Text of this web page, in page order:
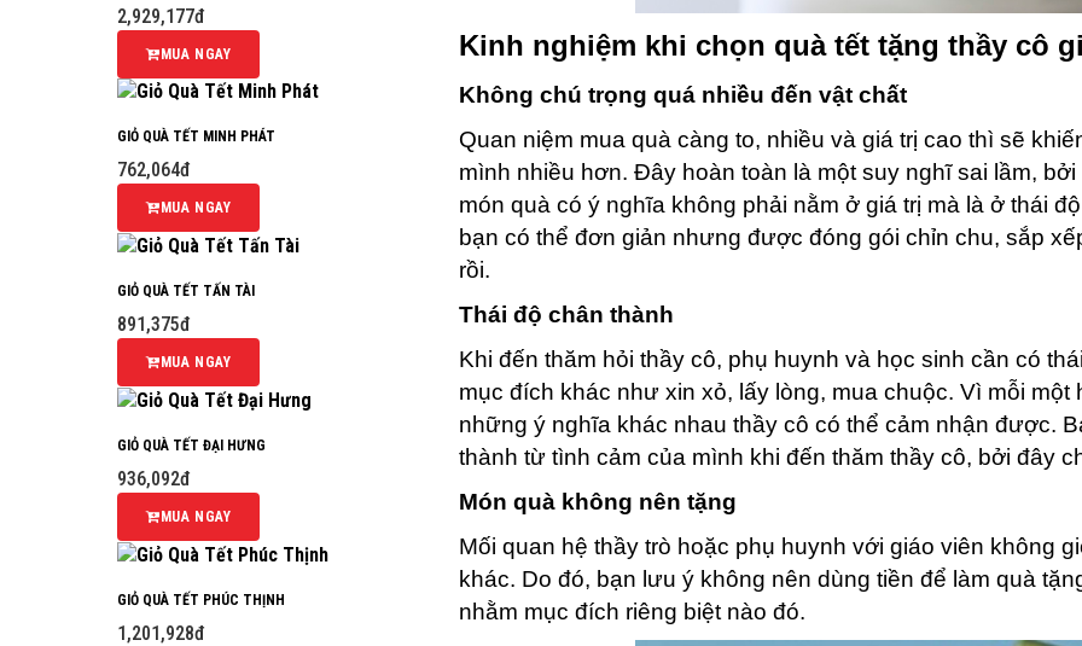
Kinh nghiệm khi chọn quà tết tặng thầy cô
Không chú trọng quá nhiều đến vật chất
Quan niệm mua quà càng to, nhiều và giá trị cao thì sẽ
mình nhiều hơn. Đây hoàn toàn là một suy nghĩ sai lầm,
món quà có ý nghĩa không phải nằm ở giá trị mà là ở thái
bạn có thể đơn giản nhưng được đóng gói chỉn chu, sắp
rồi.
Thái độ chân thành
Khi đến thăm hỏi thầy cô, phụ huynh và học sinh cần có
mục đích khác như xin xỏ, lấy lòng, mua chuộc. Vì mỗi
những ý nghĩa khác nhau thầy cô có thể cảm nhận được.
thành từ tình cảm của mình khi đến thăm thầy cô, bởi đây
Món quà không nên tặng
Mối quan hệ thầy trò hoặc phụ huynh với giáo viên không
khác. Do đó, bạn lưu ý không nên dùng tiền để làm quà
nhằm mục đích riêng biệt nào đó.
2,929,177đ
MUA NGAY
GIỎ QUÀ TẾT MINH PHÁT
762,064đ
MUA NGAY
GIỎ QUÀ TẾT TẤN TÀI
891,375đ
MUA NGAY
GIỎ QUÀ TẾT ĐẠI HƯNG
936,092đ
MUA NGAY
GIỎ QUÀ TẾT PHÚC THỊNH
1,201,928đ